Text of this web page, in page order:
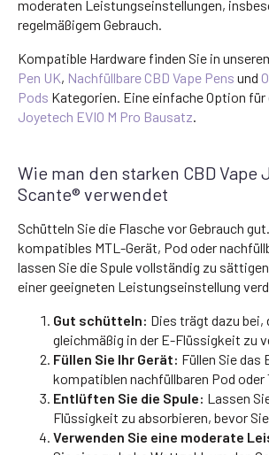
moderaten Leistungseinstellungen,
regelmäßigem Gebrauch.
Kompatible Hardware finden Sie in
Pen UK, Nachfüllbare CBD Vape Pens und
Pods Kategorien. Eine einfache Option für
Joyetech EVIO M Pro Bausatz
Wie man den starken CBD Vape
Scante® verwendet
Schütteln Sie die Flasche vor Gebrauch
kompatibles MTL-Gerät, Pod oder
lassen Sie die Spule vollständig zu
einer geeigneten Leistungseinstellung
Gut schütteln: Dies trägt dazu bei,
gleichmäßig in der E-Flüssigkeit zu
Füllen Sie Ihr Gerät: Füllen Sie das
kompatiblen nachfüllbaren Pod oder
Entlüften Sie die Spule: Lassen
Flüssigkeit zu absorbieren, bevor Sie
Verwenden Sie eine moderate